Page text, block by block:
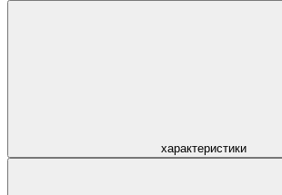
характеристики